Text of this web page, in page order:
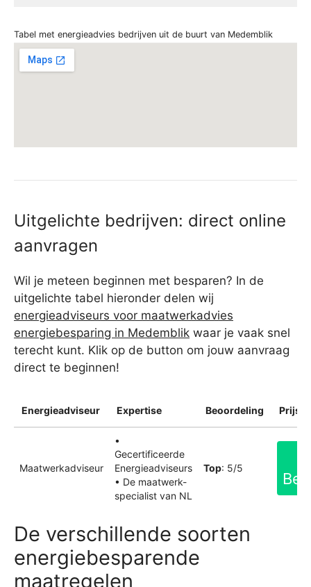
Tabel met energieadvies bedrijven uit de buurt van Medemblik
Uitgelichte bedrijven: direct online
aanvragen
Wil je meteen beginnen met besparen? In de
uitgelichte tabel hieronder delen wij
energieadviseurs voor maatwerkadvies
energiebesparing in Medemblik waar je vaak snel
terecht kunt. Klik op de button om jouw aanvraag
direct te beginnen!
Energieadviseur Expertise Beoordeling
Maatwerkadviseur
•
Gecertificeerde
Energieadviseurs
• De maatwerk-
specialist van NL
Top: 5/5
De verschillende soorten
energiebesparende
maatregelen